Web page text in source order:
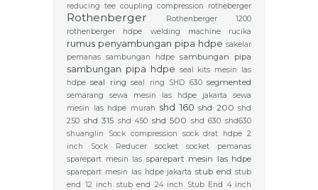
reducing tee coupling compression
rotheberger
Rothenberger
Rothenberger 1200
rothenberger hdpe welding machine
rucika
rumus penyambungan pipa hdpe sakelar
pemanas sambungan hdpe sambungan pipa
sambungan pipa hdpe seal kits mesin las
hdpe seal ring seal ring SHD 630 segmented
semarang sewa mesin las hdpe jakarta
sewa
mesin las hdpe murah shd 160 shd 200 shd
250 shd 315 shd 450 shd 500 shd 630 shd630
shuanglin
Sock compression
sock drat hdpe 2
inch
Sock Reducer socket
socket pemanas
sparepart mesin las sparepart mesin las hdpe
sparepart mesin las hdpe jakarta stub end stub
end 12 inch stub end 24 inch
Stub End 4 inch